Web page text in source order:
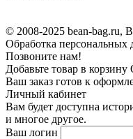
© 2008-2025 bean-bag.ru,
Обработка персональных
Позвоните нам!
Добавьте товар в корзину
Ваш заказ готов к
Личный кабинет
Вам будет доступна
и многое другое.
Ваш логин